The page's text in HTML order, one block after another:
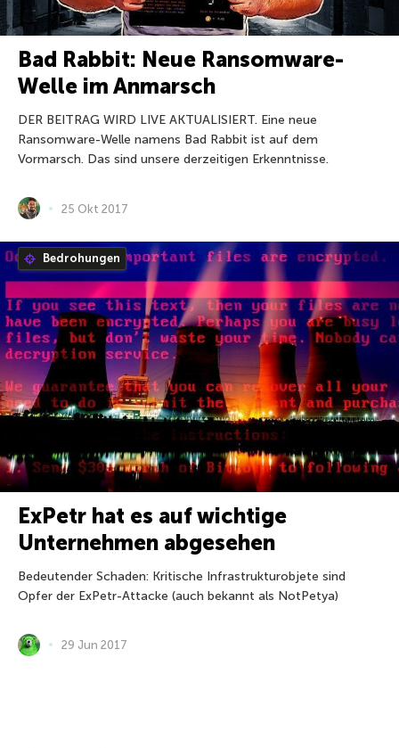
Bad Rabbit: Neue Ransomware-
Welle im Anmarsch
DER BEITRAG WIRD LIVE AKTUALISIERT. Eine neue
Ransomware-Welle namens Bad Rabbit ist auf dem
Vormarsch. Das sind unsere derzeitigen Erkenntnisse.
25 Okt 2017
Bedrohungen
ExPetr hat es auf wichtige
Unternehmen abgesehen
Bedeutender Schaden: Kritische Infrastrukturobjete sind
Opfer der ExPetr-Attacke (auch bekannt als NotPetya)
29 Jun 2017